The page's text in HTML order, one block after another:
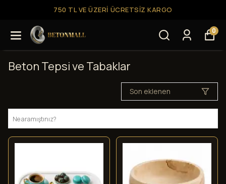
750 TL VE ÜZERI ÜCRETSIZ KARGO
0
Beton Tepsi ve Tabaklar
Son eklenen